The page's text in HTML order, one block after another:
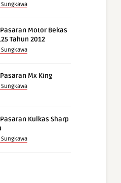
Sungkawa
Motor Bekas
Tahun 2012
Sungkawa
Mx King
Sungkawa
Kulkas Sharp
Sungkawa